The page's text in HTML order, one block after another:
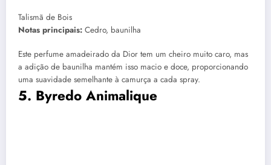
Talismã de Bois
Notas principais: Cedro, baunilha
Este perfume amadeirado da Dior tem um cheiro muito caro, mas
a adição de baunilha mantém isso macio e doce, proporcionando
uma suavidade semelhante à camurça a cada spray.
5. Byredo Animalique